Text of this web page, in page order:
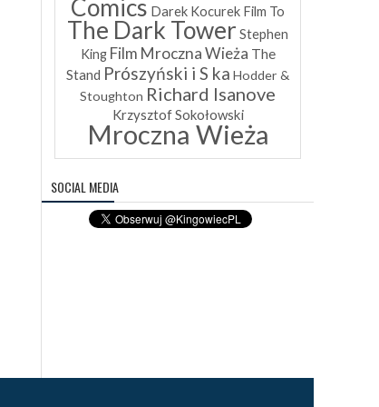
Comics Darek Kocurek Film To
The Dark Tower Stephen
King Film Mroczna Wieża The
Stand Prószyński i S ka Hodder &
Stoughton Richard Isanove
Krzysztof Sokołowski
Mroczna Wieża
SOCIAL MEDIA